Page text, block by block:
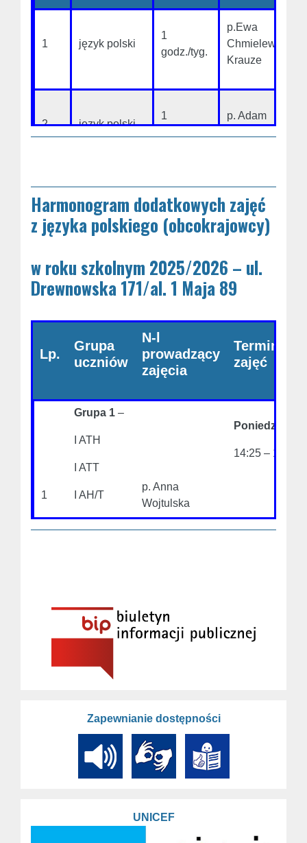
1 język polski
1
godz./tyg.
p.Ewa
Chmielewska-
Krauze
2 język polski
1
p. Adam
Harmonogram dodatkowych zajęć
z języka polskiego (obcokrajowcy)
w roku szkolnym 2025/2026 – ul.
Drewnowska 171/al. 1 Maja 89
Lp.
Grupa
uczniów
N-l
prowadzący
zajęcia
Terminy
zajęć
1
Grupa 1 –
I ATH
I ATT
I AH/T
II ATH
p. Anna
Wojtulska
Poniedziałek
14:25 – 15:10
Grupa 2 –
I ATE
I ATP
II ATE
III ATE
III ATR
p. Jolanta
Adamczewska
Zapewnianie dostępności
UNICEF